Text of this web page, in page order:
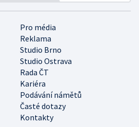
Pro média
Reklama
Studio Brno
Studio Ostrava
Rada ČT
Kariéra
Podávání námětů
Časté dotazy
Kontakty